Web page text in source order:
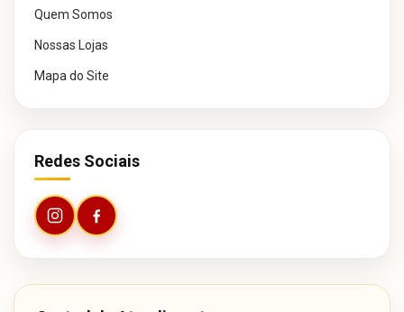
Quem Somos
Nossas Lojas
Mapa do Site
Redes Sociais